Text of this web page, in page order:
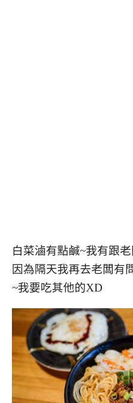
白菜滷有點鹹~我有跟
因為隔天我再去老闆有
~我要吃其他的XD